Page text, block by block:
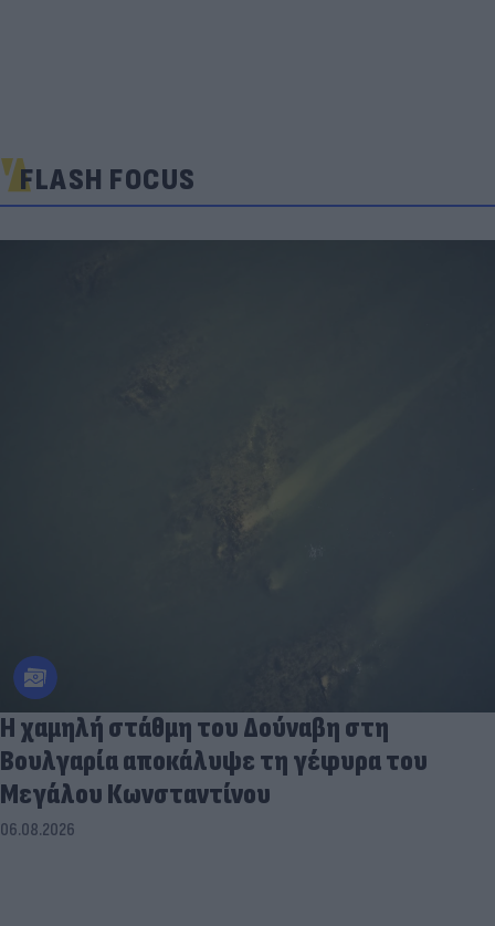
FLASH FOCUS
Η χαμηλή στάθμη του Δούναβη στη
Βουλγαρία αποκάλυψε τη γέφυρα του
Μεγάλου Κωνσταντίνου
06.08.2026